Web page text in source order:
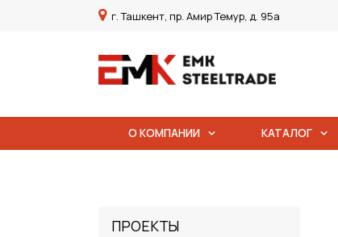
г. Ташкент, пр. Амир Темур, д. 95а
О КОМПАНИИ КАТАЛОГ
ПРОЕКТЫ